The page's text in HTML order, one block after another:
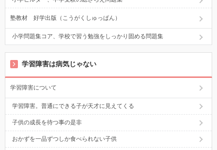
塾教材 好学出版（こうがくしゅっぱん）
小学問題集コア、学校で習う勉強をしっかり固める問題集
学習障害は病気じゃない
学習障害について
学習障害。普通にできる子が天才に見えてくる
子供の成長を待つ事の是非
おかずを一品ずつしか食べられない子供